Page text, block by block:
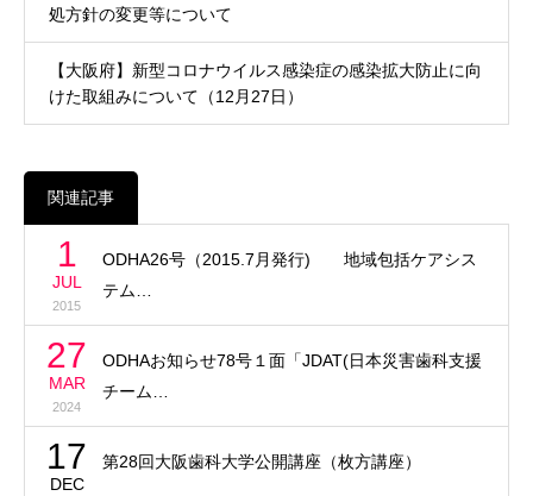
処方針の変更等について
【大阪府】新型コロナウイルス感染症の感染拡大防止に向
けた取組みについて（12月27日）
関連記事
1
JUL
2015
ODHA26号（2015.7月発行) 地域包括ケアシス
テム…
27
MAR
2024
ODHAお知らせ78号１面「JDAT(日本災害歯科支援
チーム…
17
DEC
第28回大阪歯科大学公開講座（枚方講座）